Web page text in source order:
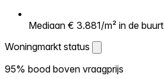
Mediaan € 3.881/m² in de buurt
Woningmarkt status
Woningmarkt status
95% bood boven vraagprijs